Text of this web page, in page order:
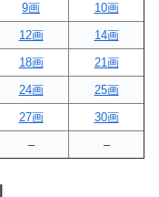
9画
10画
12画
14画
18画
21画
24画
25画
27画
30画
– –